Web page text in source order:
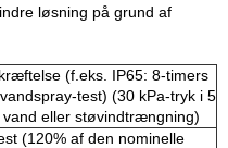
løsning på grund af
(f.eks. IP65: 8-timers
test) (30 kPa-tryk i 5
vand eller støvindtrængning)
(120% af den nominelle